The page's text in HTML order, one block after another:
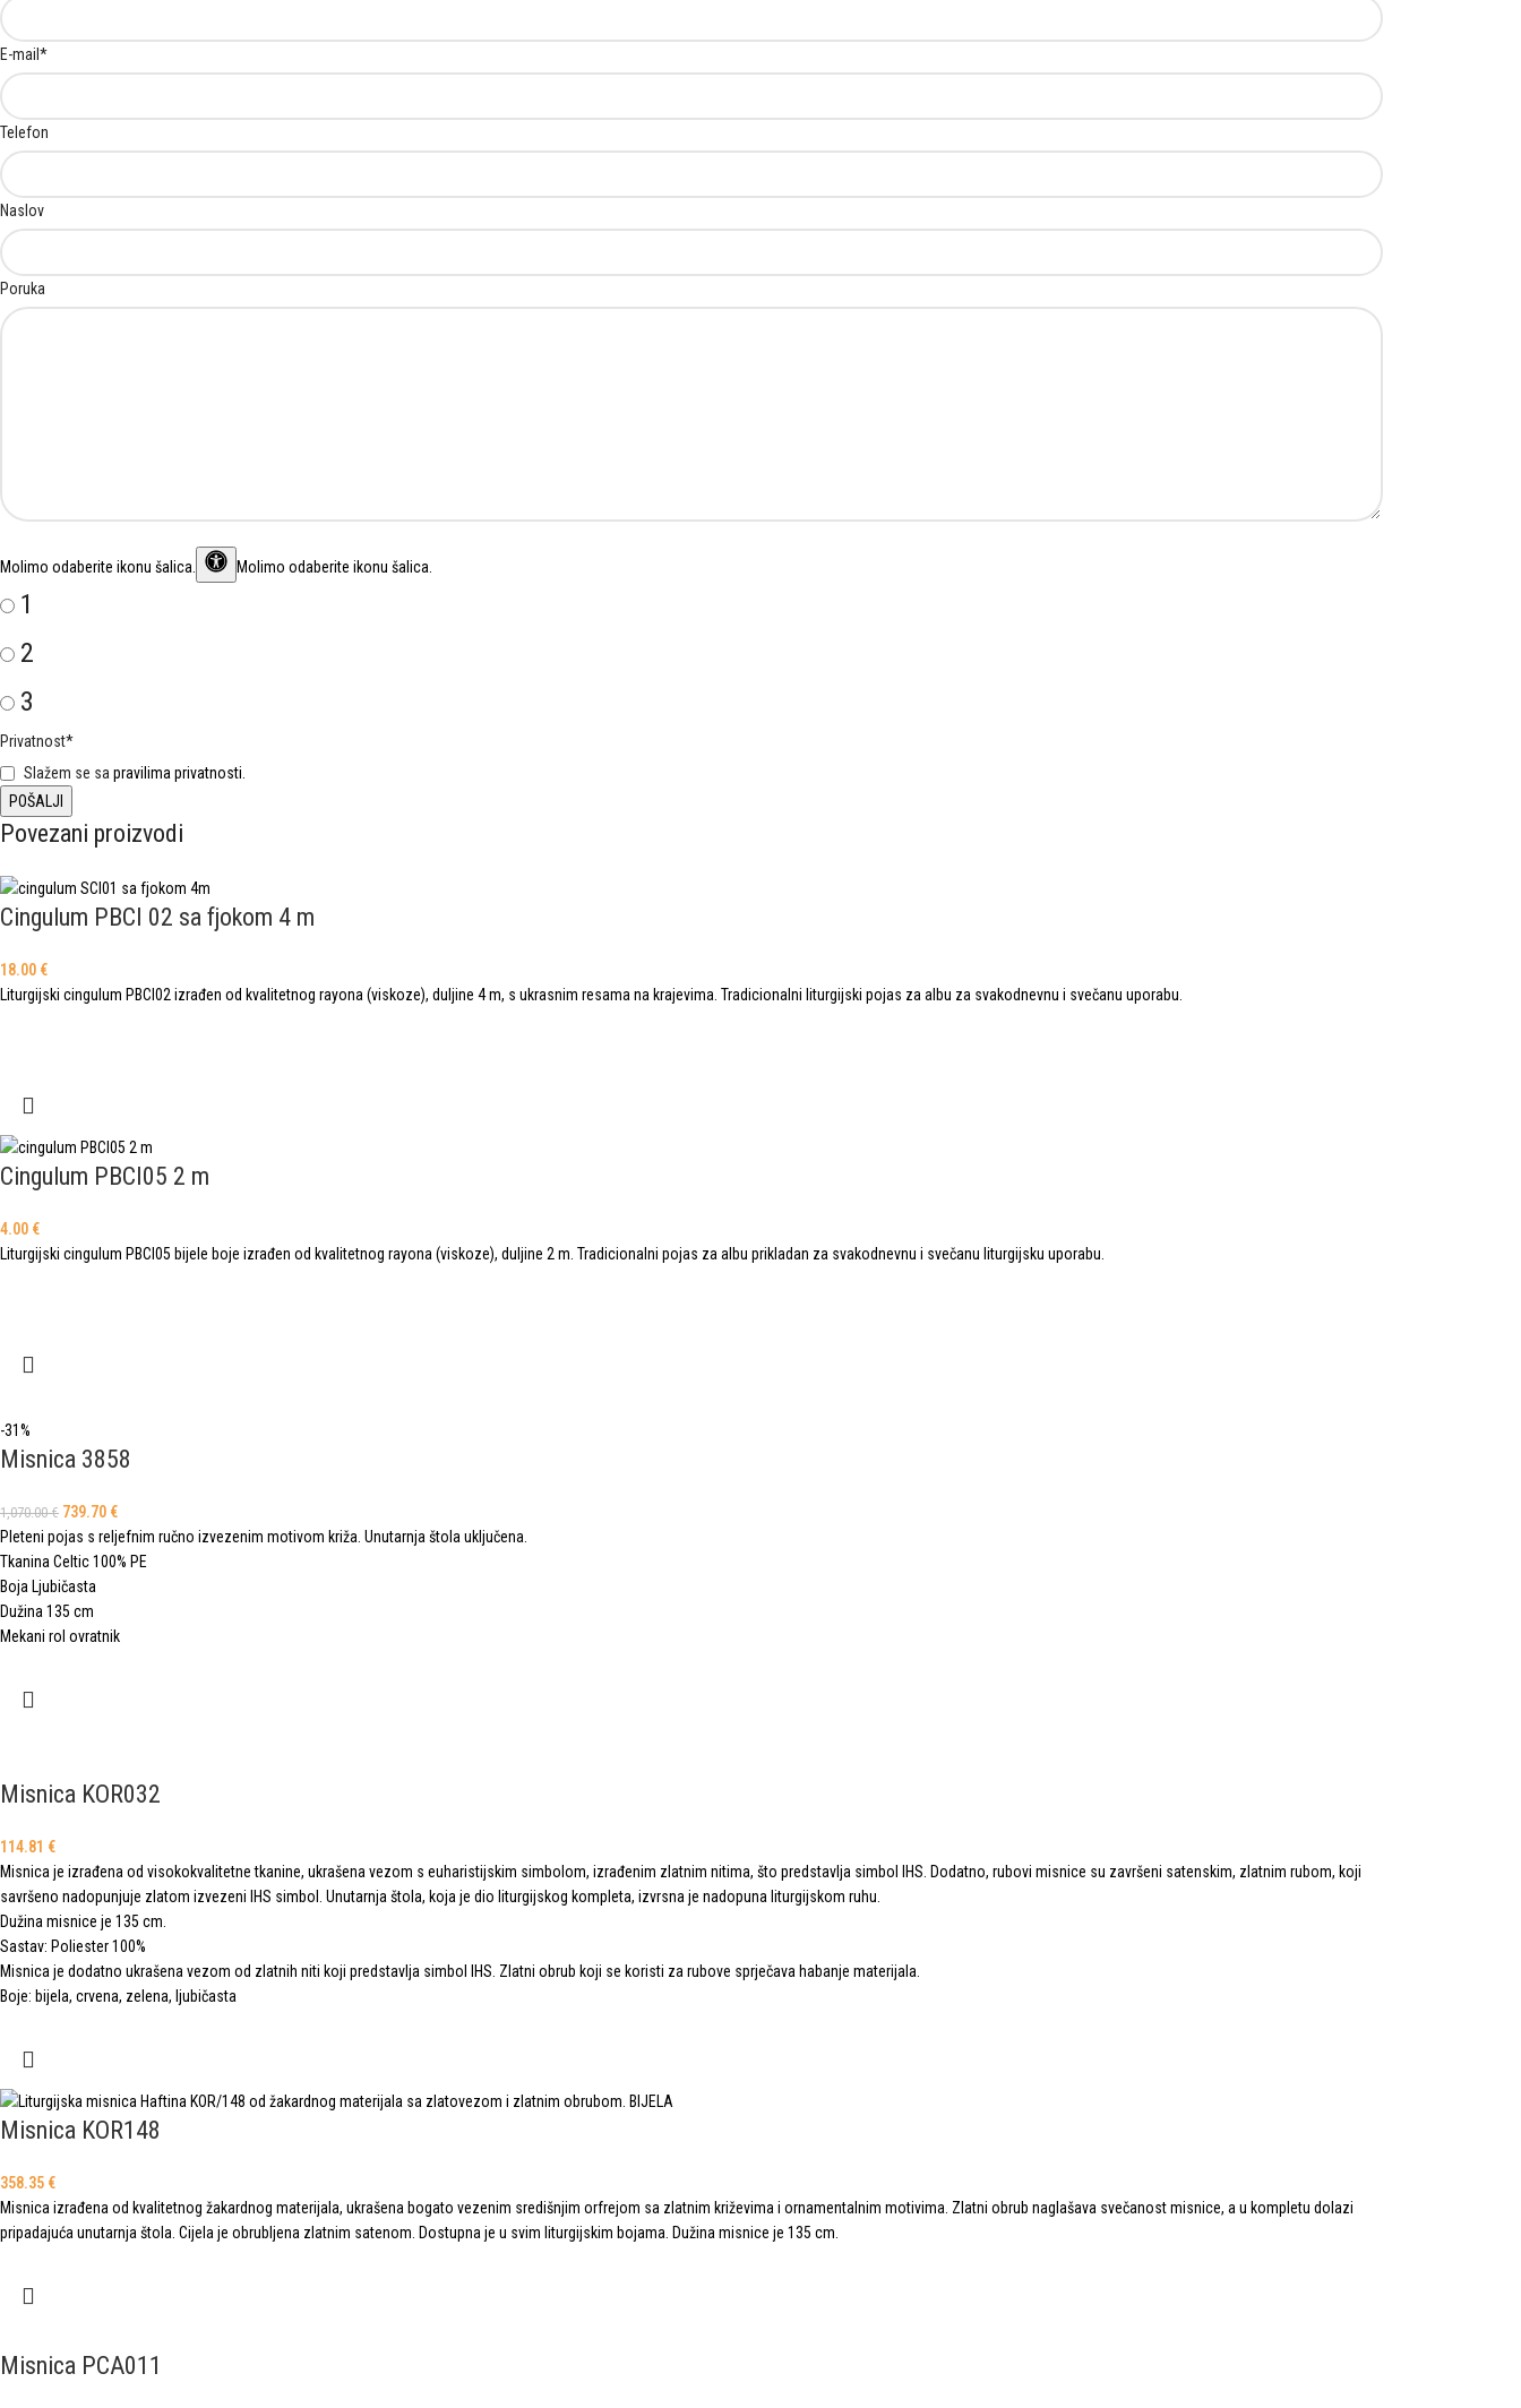
E-mail *
Telefon
Naslov
Poruka
Molimo odaberite ikonu šalica Molimo odaberite ikonu šalica.
1
2
3
Privatnost*
Slažem se sapravilima privatnosti.
Povezani proizvodi
Cingulum PBCI 02 sa fjokom 4 m
18.00 €
Liturgijski cingulum PBCI02 izrađen od kvalitetnog rayona (viskoze), duljine 4 m, s ukrasnim resama na krajevima. Tradicionalni liturgijski pojas za albu za svakodnevnu i svečanu uporabu.
Cingulum PBCI05 2 m
4.00 €
Liturgijski cingulum PBCI05 bijele boje izrađen od kvalitetnog rayona (viskoze), duljine 2 m. Tradicionalni pojas za albu prikladan za svakodnevnu i svečanu liturgijsku uporabu.
-31%
Misnica 3858
1,070.00€ 739.70 €
Pleteni pojas s reljefnim ručno izvezenim motivom križa. Unutarnja štola uključena.
Tkanina Celtic 100% PE
Boja Ljubičasta
Dužina 135 cm
Mekani rol ovratnik
Misnica KOR032
114.81 €
Misnica je izrađena od visokokvalitetne tkanine, ukrašena vezom s euharistijskim simbolom, izrađenim zlatnim nitima, što predstavlja simbol IHS. Dodatno, rubovi misnice su završeni satenskim, zlatnim rubom, koji
savršeno nadopunjuje zlatom izvezeni IHS simbol. Unutarnja štola, koja je dio liturgijskog kompleta, izvrsna je nadopuna liturgijskom ruhu.
Dužina misnice je 135 cm.
Sastav: Poliester 100%
Misnica je dodatno ukrašena vezom od zlatnih niti koji predstavlja simbol IHS. Zlatni obrub koji se koristi za rubove sprječava habanje materijala.
Boje: bijela, crvena, zelena, ljubičasta
Misnica KOR148
358.35 €
Misnica izrađena od kvalitetnog žakardnog materijala, ukrašena bogato vezenim središnjim orfrejom sa zlatnim križevima i ornamentalnim motivima. Zlatni obrub naglašava svečanost misnice, a u kompletu dolazi
pripadajuća unutarnja štola. Cijela je obrubljena zlatnim satenom. Dostupna je u svim liturgijskim bojama. Dužina misnice je 135 cm.
Misnica PCA011